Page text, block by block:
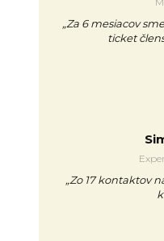
„Za 6 mesiacov
ticket
„Zo 17 kontaktov